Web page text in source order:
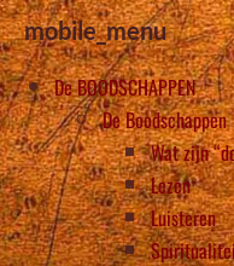
mobile_menu
De BOODSCHAPPEN
De Boodschappen
Wat zijn
Lezen
Luisteren